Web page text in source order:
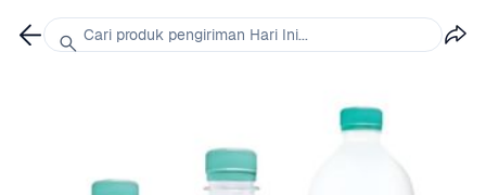
Cari produk pengiriman Hari Ini...